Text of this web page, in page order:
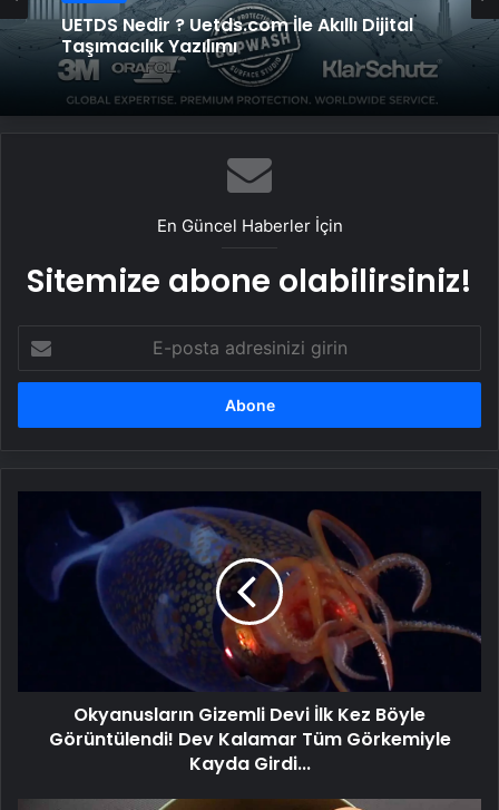
Genel
UETDS Nedir ? Uetds.com İle Akıllı Dijital
Taşımacılık Yazılımı
Yeni Dünya Düzensizliği Çağında Türk Dış
Politikası ve Hakan Fidan Faktörü
En Güncel Haberler İçin
Sitemize abone olabilirsiniz!
posta
adresinizi
Kalamar
Görkemiyle
Okyanusların Gizemli Devi İlk Kez Böyle
Görüntülendi! Dev Kalamar Tüm Görkemiyle
Kayda Girdi...